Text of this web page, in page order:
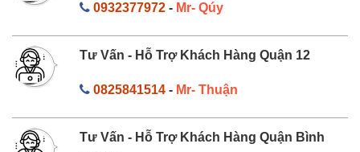
0932377972- Mr- Qúy
Tư Vấn - Hỗ Trợ Khách Hàng Quận 12
0825841514- Mr- Thuận
Tư Vấn - Hỗ Trợ Khách Hàng Quận Bình